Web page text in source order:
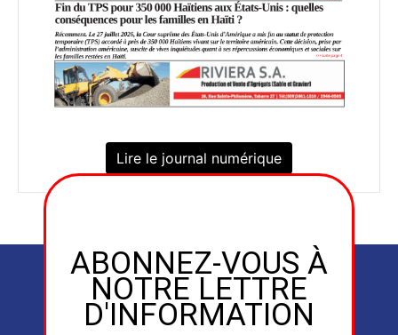
Lire le journal numérique
ABONNEZ-VOUS À
NOTRE LETTRE
D'INFORMATION